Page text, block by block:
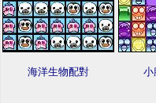
海洋生物配對 小